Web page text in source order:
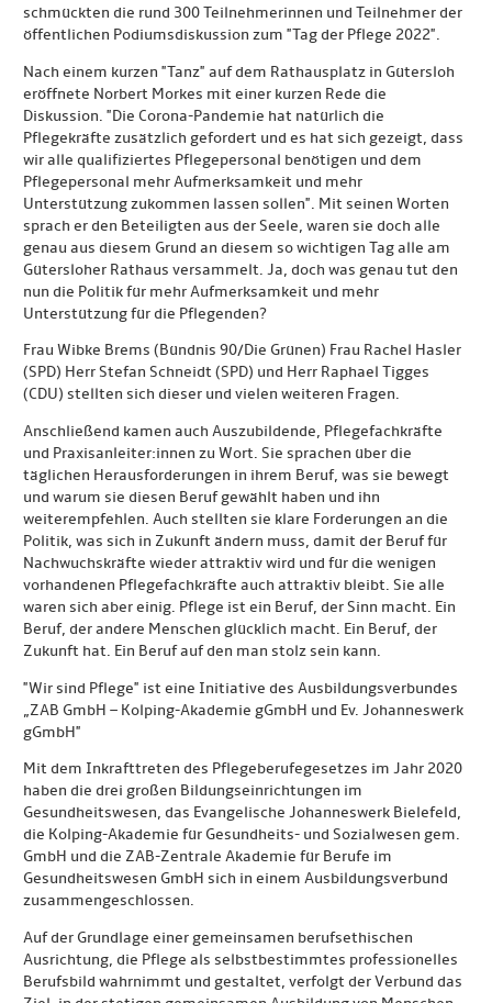
schmückten die rund 300 Teilnehmerinnen und Teilnehmer der
öffentlichen Podiumsdiskussion zum "Tag der Pflege 2022".
Nach einem kurzen "Tanz" auf dem Rathausplatz in Gütersloh
eröffnete Norbert Morkes mit einer kurzen Rede die
Diskussion. "Die Corona-Pandemie hat natürlich die
Pflegekräfte zusätzlich gefordert und es hat sich gezeigt, dass
wir alle qualifiziertes Pflegepersonal benötigen und dem
Pflegepersonal mehr Aufmerksamkeit und mehr
Unterstützung zukommen lassen sollen". Mit seinen Worten
sprach er den Beteiligten aus der Seele, waren sie doch alle
genau aus diesem Grund an diesem so wichtigen Tag alle am
Gütersloher Rathaus versammelt. Ja, doch was genau tut den
nun die Politik für mehr Aufmerksamkeit und mehr
Unterstützung für die Pflegenden?
Frau Wibke Brems (Bündnis 90/Die Grünen) Frau Rachel Hasler
(SPD) Herr Stefan Schneidt (SPD) und Herr Raphael Tigges
(CDU) stellten sich dieser und vielen weiteren Fragen.
Anschließend kamen auch Auszubildende, Pflegefachkräfte
und Praxisanleiter:innen zu Wort. Sie sprachen über die
täglichen Herausforderungen in ihrem Beruf, was sie bewegt
und warum sie diesen Beruf gewählt haben und ihn
weiterempfehlen. Auch stellten sie klare Forderungen an die
Politik, was sich in Zukunft ändern muss, damit der Beruf für
Nachwuchskräfte wieder attraktiv wird und für die wenigen
vorhandenen Pflegefachkräfte auch attraktiv bleibt. Sie alle
waren sich aber einig. Pflege ist ein Beruf, der Sinn macht. Ein
Beruf, der andere Menschen glücklich macht. Ein Beruf, der
Zukunft hat. Ein Beruf auf den man stolz sein kann.
"Wir sind Pflege" ist eine Initiative des Ausbildungsverbundes
„ZAB GmbH – Kolping-Akademie gGmbH und Ev. Johanneswerk
gGmbH"
Mit dem Inkrafttreten des Pflegeberufegesetzes im Jahr 2020
haben die drei großen Bildungseinrichtungen im
Gesundheitswesen, das Evangelische Johanneswerk Bielefeld,
die Kolping-Akademie für Gesundheits- und Sozialwesen gem.
GmbH und die ZAB-Zentrale Akademie für Berufe im
Gesundheitswesen GmbH sich in einem Ausbildungsverbund
zusammengeschlossen.
Auf der Grundlage einer gemeinsamen berufsethischen
Ausrichtung, die Pflege als selbstbestimmtes professionelles
Berufsbild wahrnimmt und gestaltet, verfolgt der Verbund das